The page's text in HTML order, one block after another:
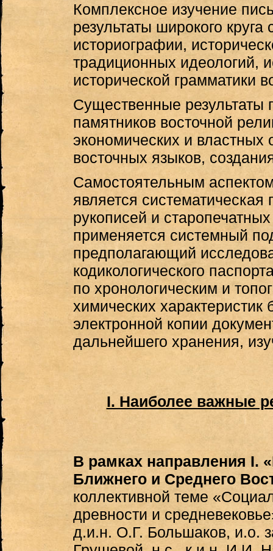
Комплексное изучение
результаты широкого
историографии,
традиционных идеологий,
исторической грамматики
Существенные
памятников восточной
экономических и властных
восточных языков,
Самостоятельным
является систематическая
рукописей и
применяется системный
предполагающий
кодикологического
по хронологическим и
химических
электронной копии
дальнейшего хранения,
I. Наиболее важные
В рамках направления I.
Ближнего и Среднего
коллективной теме
древности и
д.и.н. О.Г. Большаков, и.о.